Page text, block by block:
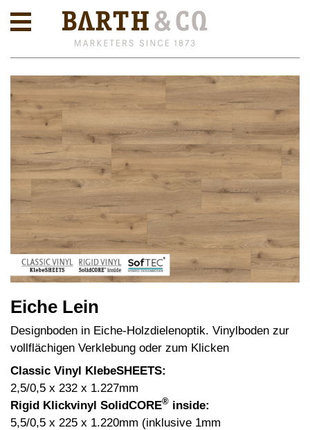
Eiche Lein
Designboden in Eiche-Holzdielenoptik. Vinylboden zur
vollflächigen Verklebung oder zum Klicken
Classic Vinyl KlebeSHEETS:
2,5/0,5 x 232 x 1.227mm
Rigid Klickvinyl SolidCORE® inside:
5,5/0,5 x 225 x 1.220mm (inklusive 1mm